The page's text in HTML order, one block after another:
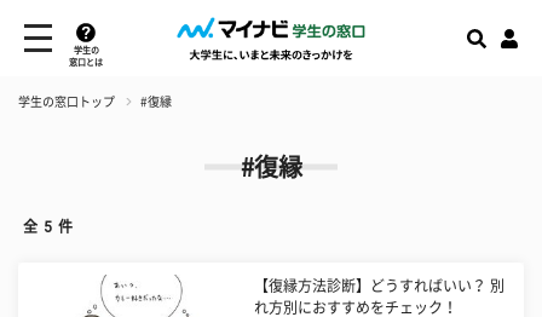
学生の
窓口とは
学生の窓口トップ #復縁
#復縁
全 5 件
【復縁方法診断】どうすればいい？ 別
れ方別におすすめをチェック！